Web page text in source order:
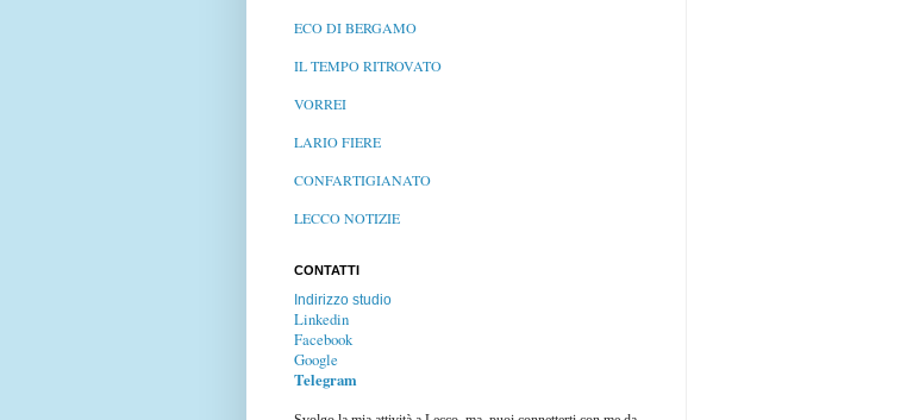
ECO DI BERGAMO
IL TEMPO RITROVATO
VORREI
LARIO FIERE
CONFARTIGIANATO
LECCO NOTIZIE
CONTATTI
Indirizzo studio
Linkedin
Facebook
Google
Telegram